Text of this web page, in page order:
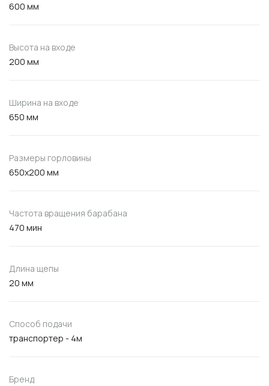
600 мм
Высота на входе
200 мм
Ширина на входе
650 мм
Размеры горловины
650x200 мм
Частота вращения барабана
470 мин
Длина щепы
20 мм
Способ подачи
транспортер - 4м
Бренд